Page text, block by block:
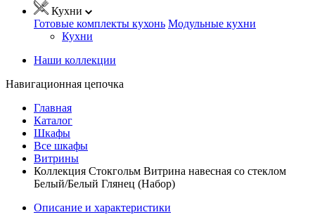
Кухни
Готовые комплекты кухонь Модульные кухни
Кухни
Наши коллекции
Навигационная цепочка
Главная
Каталог
Шкафы
Все шкафы
Витрины
Коллекция Стокгольм Витрина навесная со стеклом
Белый/Белый Глянец (Набор)
Описание и характеристики